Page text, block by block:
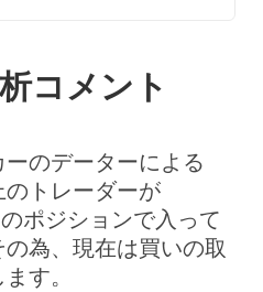
コメント
のデーターによる
のトレーダーが
ポジションで入って
為、現在は買いの取
す。